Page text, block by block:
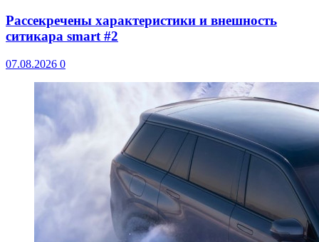
Рассекречены характеристики и внешность
ситикара smart #2
07.08.2026 0